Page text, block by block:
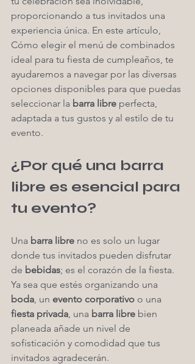
proporcionando a tus invitados una
experiencia única. En este artículo,
Cómo elegir el menú de combinados
ideal para tu fiesta de cumpleaños, te
ayudaremos a navegar por las diversas
opciones disponibles para que puedas
seleccionar la barra libre perfecta,
adaptada a tus gustos y al estilo de tu
evento.
¿Por qué una barra
libre es esencial para
tu evento?
Una barra libre no es solo un lugar
donde tus invitados pueden disfrutar
de bebidas; es el corazón de la fiesta.
Ya sea que estés organizando una
boda, un evento corporativo o una
fiesta privada, una barra libre bien
planeada añade un nivel de
sofisticación y comodidad que tus
invitados agradecerán.